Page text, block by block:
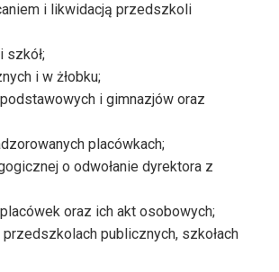
i likwidacją przedszkoli
i w żłobku;
i gimnazjów oraz
placówkach;
o odwołanie dyrektora z
oraz ich akt osobowych;
publicznych, szkołach